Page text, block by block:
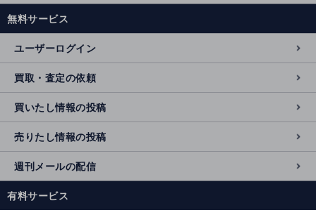
無料サービス
ユーザーログイン
買取・査定の依頼
買いたし情報の投稿
売りたし情報の投稿
週刊メールの配信
有料サービス